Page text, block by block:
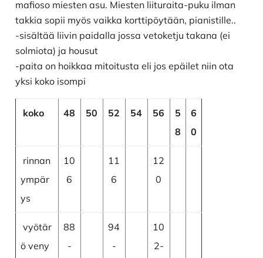
mafioso miesten asu. Miesten liituraita-puku ilman
takkia sopii myös vaikka korttipöytään, pianistille..
-sisältää liivin paidalla jossa vetoketju takana (ei
solmiota) ja housut
-paita on hoikkaa mitoitusta eli jos epäilet niin ota
yksi koko isompi
koko 48 50 52 54 56
5
8
6
0
rinnan
ympär
ys
10
6
11
6
12
0
vyötär
ö veny
88
-
94
-
10
2-